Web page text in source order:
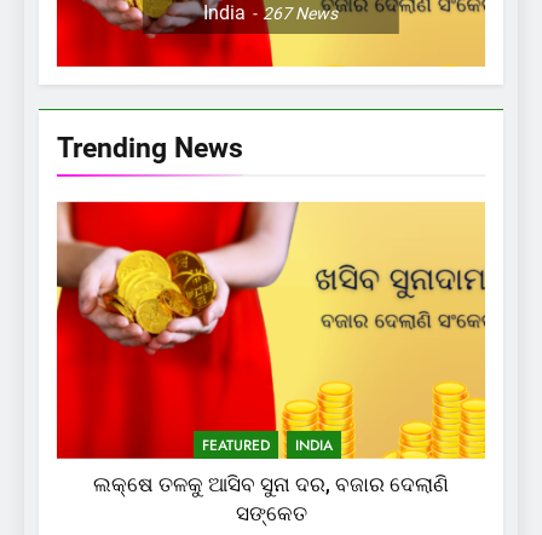
India 267News
Trending News
FEATURED INDIA
ଲକ୍ଷେ ତଳକୁ ଆସିବ ସୁନା ଦର, ବଜାର ଦେଲାଣି
ସଙ୍କେତ